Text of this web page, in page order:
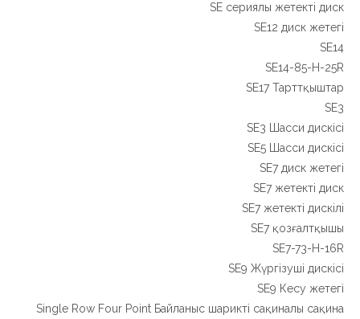
SE сериялы жетекті диск
SE12 диск жетегі
SE14
SE14-85-H-25R
SE17 Тарттқыштар
SE3
SE3 Шасси дискісі
SE5 Шасси дискісі
SE7 диск жетегі
SE7 жетекті диск
SE7 жетекті дискілі
SE7 қозғалтқышы
SE7-73-H-16R
SE9 Жүргізуші дискісі
SE9 Кесу жетегі
Single Row Four Point Байланыс шарикті сақиналы сақина